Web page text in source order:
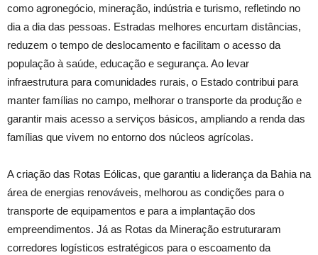
como agronegócio, mineração, indústria e turismo, refletindo no
dia a dia das pessoas. Estradas melhores encurtam distâncias,
reduzem o tempo de deslocamento e facilitam o acesso da
população à saúde, educação e segurança. Ao levar
infraestrutura para comunidades rurais, o Estado contribui para
manter famílias no campo, melhorar o transporte da produção e
garantir mais acesso a serviços básicos, ampliando a renda das
famílias que vivem no entorno dos núcleos agrícolas.
A criação das Rotas Eólicas, que garantiu a liderança da Bahia na
área de energias renováveis, melhorou as condições para o
transporte de equipamentos e para a implantação dos
empreendimentos. Já as Rotas da Mineração estruturaram
corredores logísticos estratégicos para o escoamento da